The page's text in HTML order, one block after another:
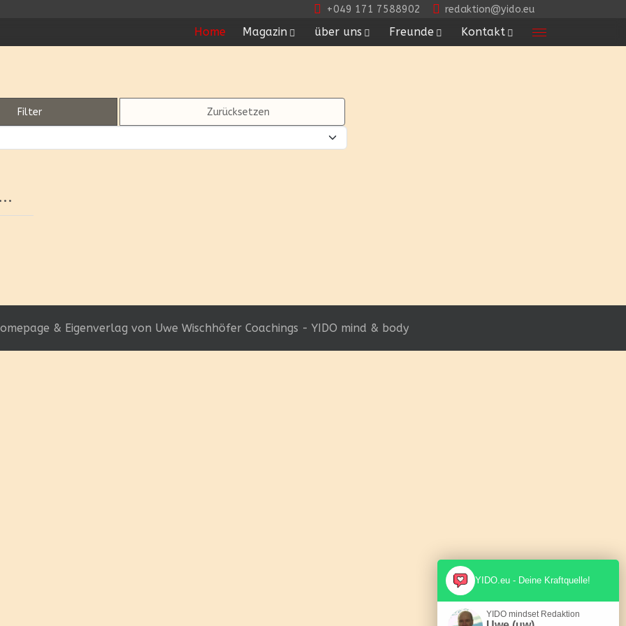
+049 171 7588902 redaktion@yido.eu
Home Magazin über uns Freunde Kontakt
Filter Zurücksetzen
& Eigenverlag von Uwe Wischhöfer Coachings - YIDO mind & body
YIDO.eu - Deine Kraftquelle!
YIDO mindset Redaktion